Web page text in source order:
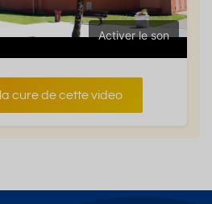
Activer le son
cure de cette video